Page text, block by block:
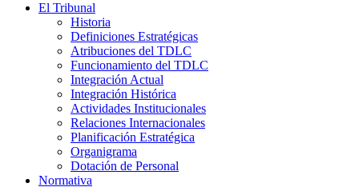
El Tribunal
Historia
Definiciones Estratégicas
Atribuciones del TDLC
Funcionamiento del TDLC
Integración Actual
Integración Histórica
Actividades Institucionales
Relaciones Internacionales
Planificación Estratégica
Organigrama
Dotación de Personal
Normativa